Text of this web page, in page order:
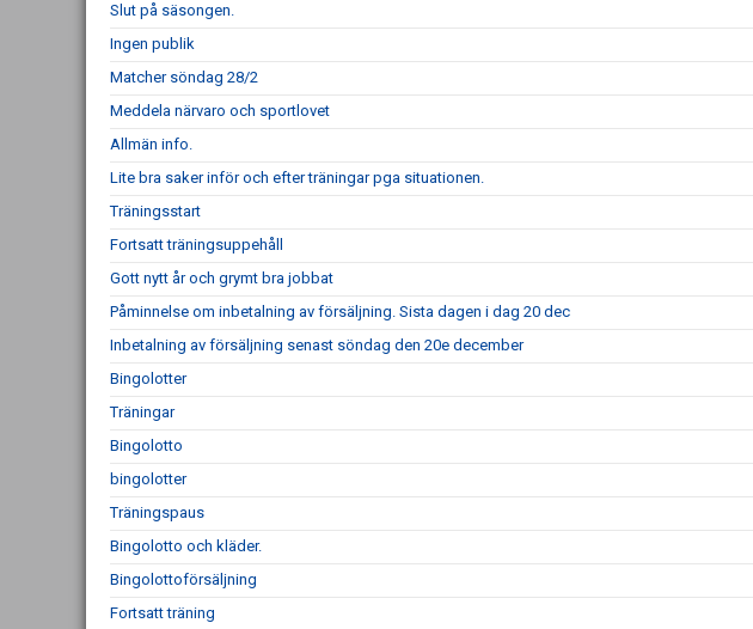
Slut på säsongen.
Ingen publik
Matcher söndag 28/2
Meddela närvaro och sportlovet
Allmän info.
Lite bra saker inför och efter träningar pga situationen.
Träningsstart
Fortsatt träningsuppehåll
Gott nytt år och grymt bra jobbat
Påminnelse om inbetalning av försäljning. Sista dagen i dag 20 dec
Inbetalning av försäljning senast söndag den 20e december
Bingolotter
Träningar
Bingolotto
bingolotter
Träningspaus
Bingolotto och kläder.
Bingolottoförsäljning
Fortsatt träning